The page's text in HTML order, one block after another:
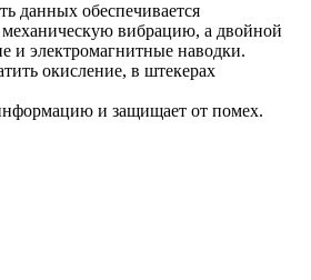
данных обеспечивается
вибрацию, а двойной
и электромагнитные наводки.
окисление, в штекерах
и защищает от помех.